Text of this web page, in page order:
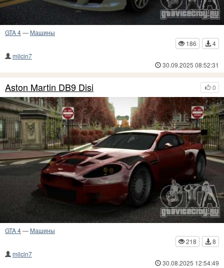
GTA 4— Машины
186
4
milcin7
30.09.2025 08:52:31
0
Aston Martin DB9 Disi
GTA 4— Машины
218
8
milcin7
30.08.2025 12:54:49